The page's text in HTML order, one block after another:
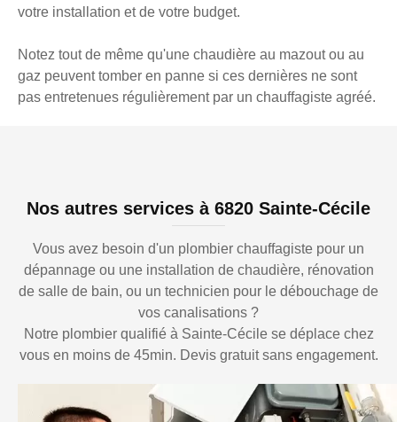
votre installation et de votre budget.
Notez tout de même qu'une chaudière au mazout ou au
gaz peuvent tomber en panne si ces dernières ne sont
pas entretenues régulièrement par un chauffagiste agréé.
Nos autres services à 6820 Sainte-Cécile
Vous avez besoin d'un plombier chauffagiste pour un
dépannage ou une installation de chaudière, rénovation
de salle de bain, ou un technicien pour le débouchage de
vos canalisations ?
Notre plombier qualifié à Sainte-Cécile se déplace chez
vous en moins de 45min. Devis gratuit sans engagement.